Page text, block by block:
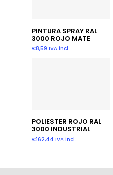
Añadir Al Carrito
PINTURA SPRAY RAL
3000 ROJO MATE
€8,59 IVA incl.
Añadir Al Carrito
POLIESTER ROJO RAL
3000 INDUSTRIAL
€162,44 IVA incl.